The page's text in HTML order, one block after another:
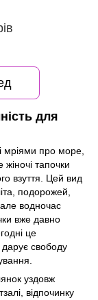
для
мріями про море,
тапочки
взуття. Цей вид
подорожей,
але водночас
вже давно
це
свободу
уздовж
відпочинку